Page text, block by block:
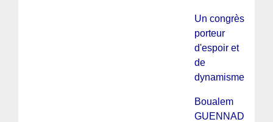
Un congrès
porteur
d'espoir et
de
dynamisme
Boualem
GUENNAD :